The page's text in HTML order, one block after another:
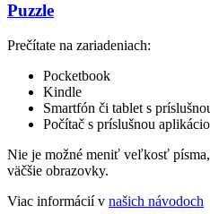
Puzzle
Prečítate na zariadeniach:
Pocketbook
Kindle
Smartfón či tablet s
Počítač s príslušnou
Nie je možné meniť veľkosť
väčšie obrazovky.
Viac informácií v našich návodoch